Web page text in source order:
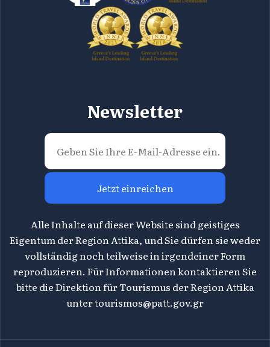
Newsletter
Jetzt einreichen
Alle Inhalte auf dieser Website sind geistiges
Eigentum der Region Attika, und Sie dürfen sie weder
vollständig noch teilweise in irgendeiner Form
reproduzieren. Für Informationen kontaktieren Sie
bitte die Direktion für Tourismus der Region Attika
untertourismos@patt.gov.gr